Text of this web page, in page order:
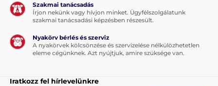
A termék előnyei:
minőségi és tartós anyag
minden kutyának megfelelő
magas és kényelmes matrac
Szakmai tanácsadás
Írjon nekünk vagy hívjon minket. Ügyfélszolgálatunk
szakmai tanácsadási képzésben részesült.
Nyakörv bérlés és szerviz
A nyakörvek kölcsönzése és szervizelése nélkülözhetetlen
eleme cégünknek. Azt nyújtjuk, amire szüksége van.
Iratkozz fel hírlevelünkre